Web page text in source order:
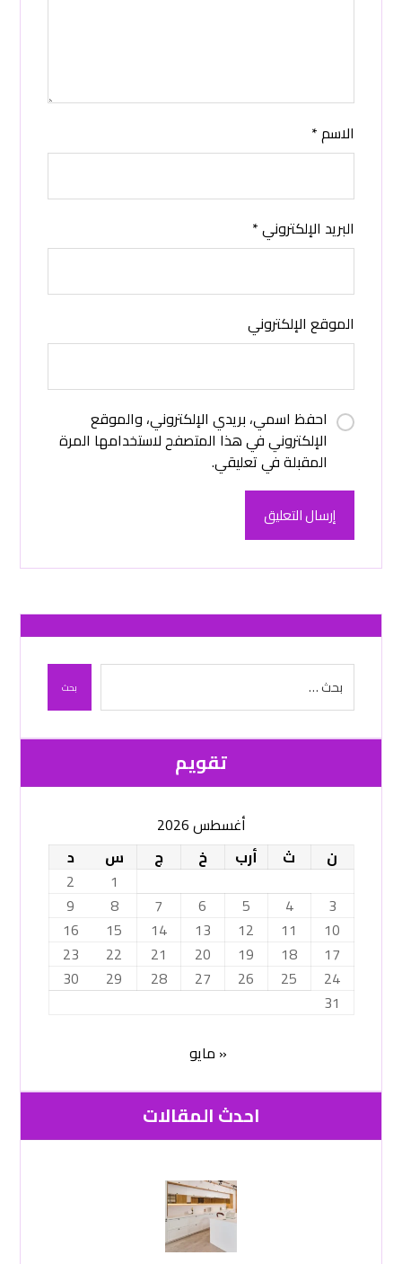
الاسم*
البريد الإلكتروني*
الموقع الإلكتروني
احفظ اسمي، بريدي الإلكتروني، والموقع
الإلكتروني في هذا المتصفح لاستخدامها المرة
المقبلة في تعليقي.
إرسال التعليق
بحث
تقویم
أغسطس 2026
ن
ث أرب خ ج س
د
1
2
3
4
5
6
7
8
9
10
11
12
13
14
15
16
17
18
19
20
21
22
23
24
25
26
27
28
29
30
31
« مايو
احدث المقالات